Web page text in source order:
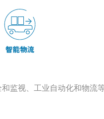
监视、工业自动化和物流等